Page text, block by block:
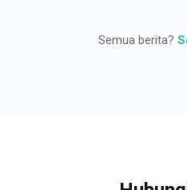
Semua berita?